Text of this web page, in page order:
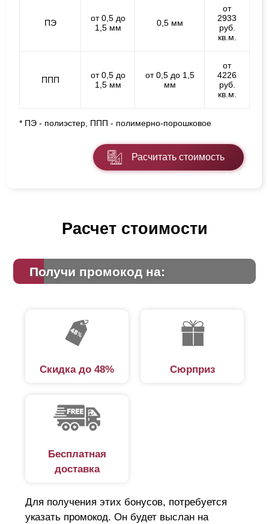
ПЭ
от 0,5 до
1,5 мм
0,5 мм
от
2933
руб.
кв.м.
ППП
от 0,5 до
1,5 мм
от 0,5 до 1,5
мм
от
4226
руб.
кв.м.
* ПЭ - полиэстер, ППП - полимерно-порошковое
Расчитать стоимость
Расчет стоимости
Получи промокод на:
Скидка до 48% Сюрприз
Бесплатная
доставка
Для получения этих бонусов, потребуется
указать промокод. Он будет выслан на